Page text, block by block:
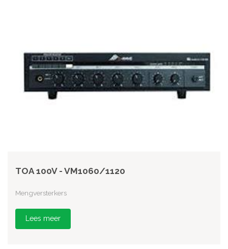
TOA 100V - VM1060/1120
Mengversterkers
Lees meer